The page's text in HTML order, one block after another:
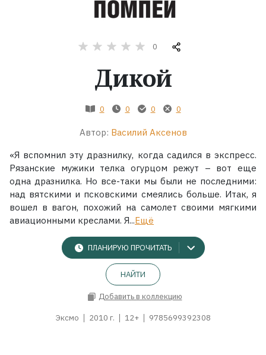
0
Дикой
0 0 0 0
Автор: Василий Аксенов
«Я вспомнил эту дразнилку, когда садился в экспресс.
Рязанские мужики телка огурцом режут – вот еще
одна дразнилка. Но все-таки мы были не последними:
над вятскими и псковскими смеялись больше. Итак, я
вошел в вагон, похожий на самолет своими мягкими
авиационными креслами. Я...Ещё
ПЛАНИРУЮ ПРОЧИТАТЬ
НАЙТИ
Добавить в коллекцию
Эксмо 2010 г. 12+ 9785699392308